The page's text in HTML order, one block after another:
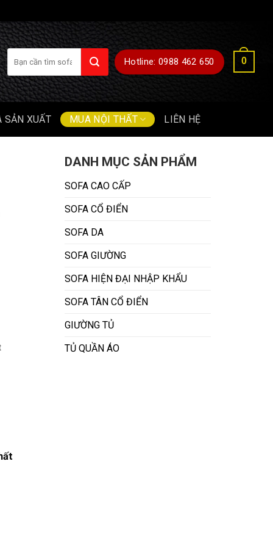
Tìm
kiếm:
Hotline: 0988 462 650 0
SẢN XUẤT MUA NỘI THẤT LIÊN HỆ
DANH MỤC SẢN PHẨM
SOFA CAO CẤP
SOFA CỔ ĐIỂN
SOFA DA
SOFA GIƯỜNG
SOFA HIỆN ĐẠI NHẬP KHẨU
SOFA TÂN CỔ ĐIỂN
GIƯỜNG TỦ
TỦ QUẦN ÁO